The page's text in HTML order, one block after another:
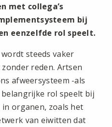
met collega’s
bij
eenzelfde rol speelt.
steeds vaker
reden. Artsen
afweersysteem -als
rol speelt bij
organen, zoals het
van eiwitten dat